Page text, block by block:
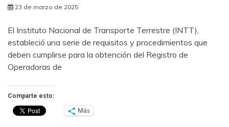
23 de marzo de 2025
El Instituto Nacional de Transporte Terrestre (INTT),
estableció una serie de requisitos y procedimientos que
deben cumplirse para la obtención del Registro de
Operadoras de
Comparte esto:
Más